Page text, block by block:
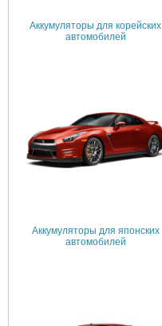
Аккумуляторы для корейских
автомобилей
Аккумуляторы для японских
автомобилей